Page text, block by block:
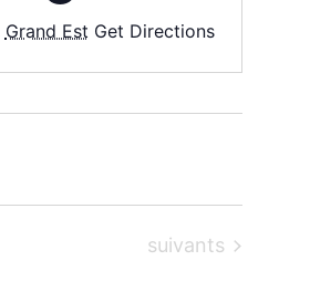
Grand Est Get Directions
Évènements
suivants